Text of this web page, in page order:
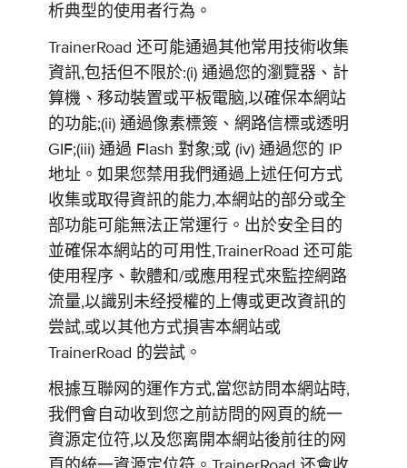
析典型的使用者行為。
TrainerRoad 还可能通過其他常用技術收集
資訊,包括但不限於:(i) 通過您的瀏覽器、計
算機、移动裝置或平板電脑,以確保本網站
的功能;(ii) 通過像素標簽、網路信標或透明
GIF;(iii) 通過 Flash 對象;或 (iv) 通過您的 IP
地址。如果您禁用我們通過上述任何方式
收集或取得資訊的能力,本網站的部分或全
部功能可能無法正常運行。出於安全目的
並確保本網站的可用性,TrainerRoad 还可能
使用程序、軟體和/或應用程式來監控網路
流量,以識别未经授權的上傳或更改資訊的
尝試,或以其他方式損害本網站或
TrainerRoad 的尝試。
根據互聯网的運作方式,當您訪問本網站時,
我們會自动收到您之前訪問的网頁的統一
資源定位符,以及您离開本網站後前往的网